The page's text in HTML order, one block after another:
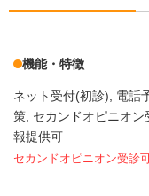
機能・特徴
ネット受付(初診) 電話
策 セカンドオピニオン
報提供可
セカンドオピニオン受診